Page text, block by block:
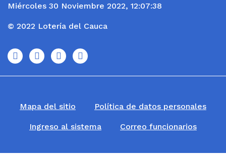
Miércoles 30 Noviembre 2022, 12:07:38
© 2022 Lotería del Cauca
icono icono icono icono
Mapa del sitio Política de datos personales
Ingreso al sistema Correo funcionarios